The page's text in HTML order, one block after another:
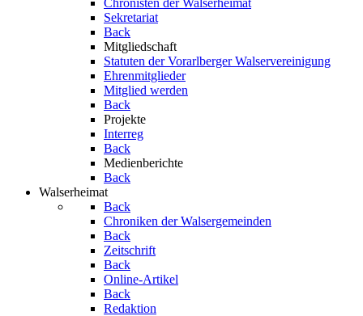
Chronisten der Walserheimat
Sekretariat
Back
Mitgliedschaft
Statuten der Vorarlberger Walservereinigung
Ehrenmitglieder
Mitglied werden
Back
Projekte
Interreg
Back
Medienberichte
Back
Walserheimat
Back
Chroniken der Walsergemeinden
Back
Zeitschrift
Back
Online-Artikel
Back
Redaktion